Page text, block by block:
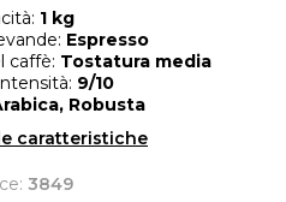
1 kg
Espresso
caffè: Tostatura media
9/10
Robusta
caratteristiche
3849